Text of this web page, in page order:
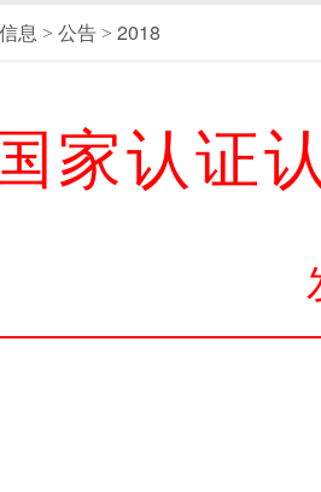
息 > 公告 > 2018
国家认证